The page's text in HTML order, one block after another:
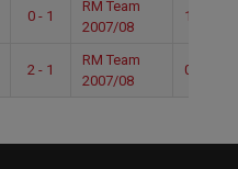
0 - 1
RM Team
2007/08
10:40
2 - 1
RM Team
2007/08
09:50